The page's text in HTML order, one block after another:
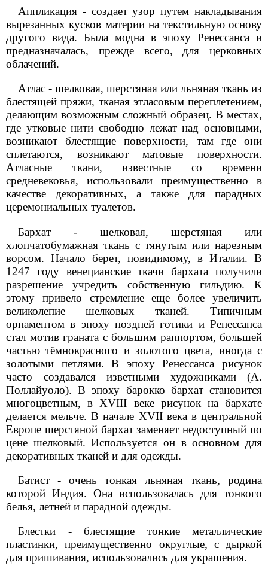
Аппликация - создает узор путем накладывания
вырезанных кусков материи на текстильную основу
другого вида. Была модна в эпоху Ренессанса и
предназначалась, прежде всего, для церковных
облачений.
Атлас - шелковая, шерстяная или льняная ткань из
блестящей пряжи, тканая этласовым переплетением,
делающим возможным сложный образец. В местах,
где утковые нити свободно лежат над основными,
возникают блестящие поверхности, там где они
сплетаются, возникают матовые поверхности.
Атласные ткани, известные со времени
средневековья, использовали преимущественно в
качестве декоративных, а также для парадных
церемониальных туалетов.
Бархат - шелковая, шерстяная или
хлопчатобумажная ткань с тянутым или нарезным
ворсом. Начало берет, повидимому, в Италии. В
1247 году венецианские ткачи бархата получили
разрешение учредить собственную гильдию. К
этому привело стремление еще более увеличить
великолепие шелковых тканей. Типичным
орнаментом в эпоху поздней готики и Ренессанса
стал мотив граната с большим раппортом, большей
частью тёмнокрасного и золотого цвета, иногда с
золотыми петлями. В эпоху Ренессанса рисунок
часто создавался изветными художниками (А.
Поллайуоло). В эпоху барокко бархат становится
многоцветным, в XVIII веке рисунок на бархате
делается мельче. В начале XVII века в центральной
Европе шерстяной бархат заменяет недоступный по
цене шелковый. Используется он в основном для
декоративных тканей и для одежды.
Батист - очень тонкая льняная ткань, родина
которой Индия. Она использовалась для тонкого
белья, летней и парадной одежды.
Блестки - блестящие тонкие металлические
пластинки, преимущественно округлые, с дыркой
для пришивания, использовались для украшения.